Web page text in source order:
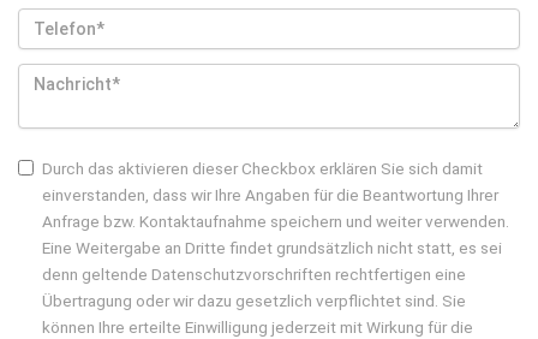
Durch das aktivieren dieser Checkbox erklären Sie sich damit
einverstanden, dass wir Ihre Angaben für die Beantwortung Ihrer
Anfrage bzw. Kontaktaufnahme speichern und weiter verwenden.
Eine Weitergabe an Dritte findet grundsätzlich nicht statt, es sei
denn geltende Datenschutzvorschriften rechtfertigen eine
Übertragung oder wir dazu gesetzlich verpflichtet sind. Sie
können Ihre erteilte Einwilligung jederzeit mit Wirkung für die